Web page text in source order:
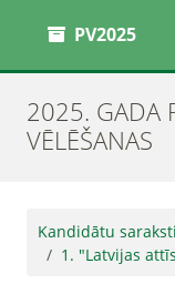
PV2025
2025. GADA
VĒLĒŠANAS
Kandidātu saraksti
1. "Latvijas